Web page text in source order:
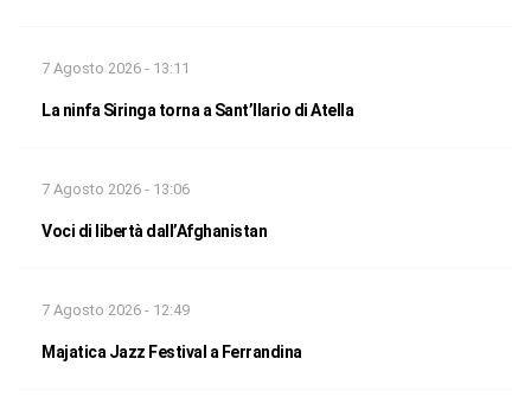
7 Agosto 2026 - 13:11
La ninfa Siringa torna a Sant’Ilario di Atella
7 Agosto 2026 - 13:06
Voci di libertà dall’Afghanistan
7 Agosto 2026 - 12:49
Majatica Jazz Festival a Ferrandina